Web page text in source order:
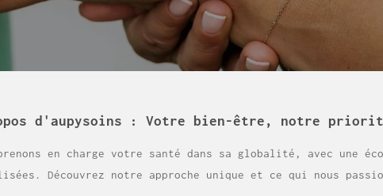
d'aupysoins : Votre bien-être, notre
prenons en charge votre santé dans sa globalité, avec une
Découvrez notre approche unique et ce qui nous